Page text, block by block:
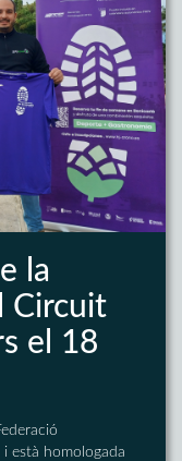
la
Circuit
el 18
està homologada